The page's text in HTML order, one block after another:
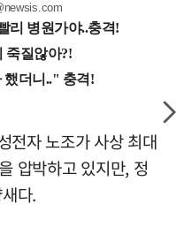
전자 노조가 사상 최대
압박하고 있지만, 정
다.